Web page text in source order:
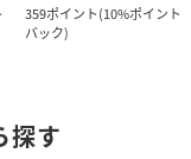
359ポイント(10%ポイント
バック)
探す